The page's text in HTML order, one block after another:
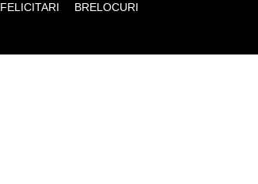
FELICITARI BRELOCURI